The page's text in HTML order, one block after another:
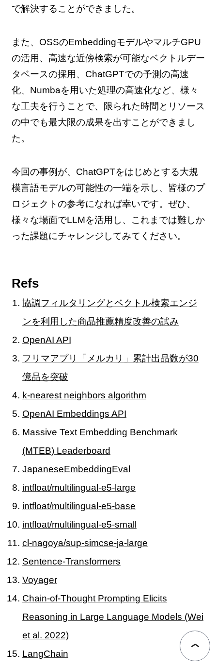
で解決することができました。
また、OSSのEmbeddingモデルやマルチGPU
の活用、高速な近傍検索が可能なベクトルデー
タベースの採用、ChatGPTでの予測の高速
化、Numbaを用いた処理の高速化など、様々
な工夫を行うことで、限られた時間とリソース
の中でも最大限の成果を出すことができまし
た。
今回の事例が、ChatGPTをはじめとする大規
模言語モデルの可能性の一端を示し、皆様のプ
ロジェクトの参考になれば幸いです。ぜひ、
様々な場面でLLMを活用し、これまでは難しか
った課題にチャレンジしてみてください。
Refs
協調フィルタリングとベクトル検索エンジ
ンを利用した商品推薦精度改善の試み
OpenAI API
フリマアプリ「メルカリ」累計出品数が30
億品を突破
k-nearest neighbors algorithm
OpenAI Embeddings API
Massive Text Embedding Benchmark
(MTEB) Leaderboard
JapaneseEmbeddingEval
intfloat/multilingual-e5-large
intfloat/multilingual-e5-base
intfloat/multilingual-e5-small
cl-nagoya/sup-simcse-ja-large
Sentence-Transformers
Voyager
Chain-of-Thought Prompting Elicits
Reasoning in Large Language Models (Wei
et al. 2022)
LangChain